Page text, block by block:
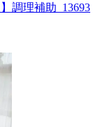
調理補助_13693